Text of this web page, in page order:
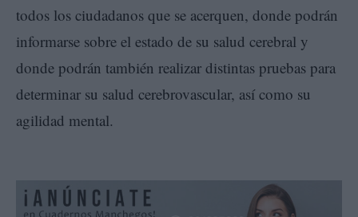
todos los ciudadanos que se acerquen, donde podrán
informarse sobre el estado de su salud cerebral y
donde podrán también realizar distintas pruebas para
determinar su salud cerebrovascular, así como su
agilidad mental.